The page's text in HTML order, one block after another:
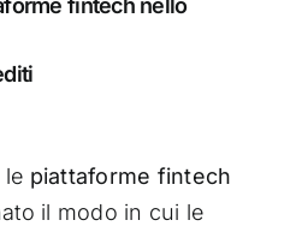
fintech nello
le piattaforme fintech
il modo in cui le